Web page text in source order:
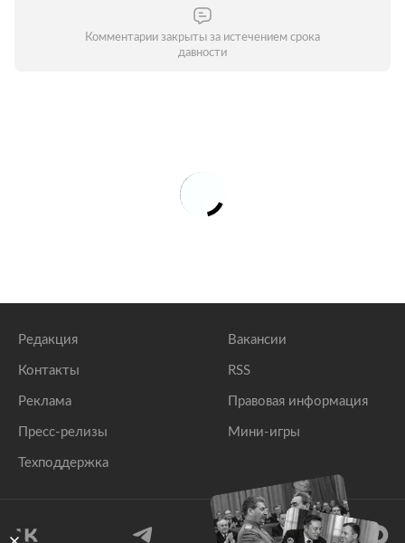
Комментарии закрыты за истечением срока
давности
Редакция
Контакты
Реклама
Пресс-релизы
Техподдержка
Вакансии
RSS
Правовая информация
Мини-игры